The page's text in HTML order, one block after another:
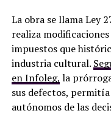
La obra se llama Ley
realiza
impuestos que
industria cultural.
en Infoleg, la
sus defectos,
autónomos de las